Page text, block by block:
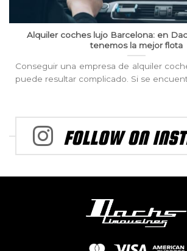
Alquiler coches lujo Barcelona: en
tenemos la mejor flota
Conseguir una empresa de alquiler
puede resultar complicado. Si se
FOLLOW ON